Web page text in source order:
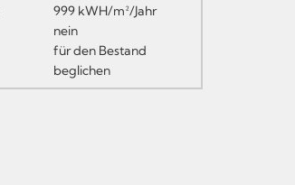
999 kWH/m²/Jahr
nein
für den Bestand
beglichen